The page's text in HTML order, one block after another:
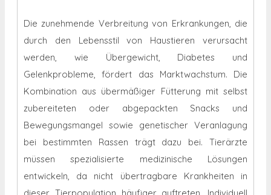
Die zunehmende Verbreitung von Erkrankungen, die
durch den Lebensstil von Haustieren verursacht
werden, wie Übergewicht, Diabetes und
Gelenkprobleme, fördert das Marktwachstum. Die
Kombination aus übermäßiger Fütterung mit selbst
zubereiteten oder abgepackten Snacks und
Bewegungsmangel sowie genetischer Veranlagung
bei bestimmten Rassen trägt dazu bei. Tierärzte
müssen spezialisierte medizinische Lösungen
entwickeln, da nicht übertragbare Krankheiten in